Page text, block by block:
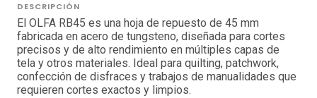
DESCRIPCIÓN
El OLFA RB45 es una hoja de repuesto de 45 mm
fabricada en acero de tungsteno, diseñada para cortes
precisos y de alto rendimiento en múltiples capas de
tela y otros materiales. Ideal para quilting, patchwork,
confección de disfraces y trabajos de manualidades que
requieren cortes exactos y limpios.